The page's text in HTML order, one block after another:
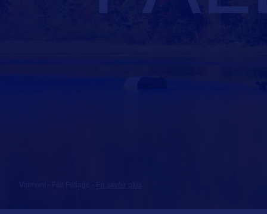
Vermont - Fall Foliage En savoir plus